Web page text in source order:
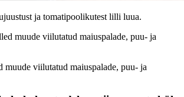
ja tomatipoolikutest lilli luua.
muude viilutatud maiuspalade, puu- ja